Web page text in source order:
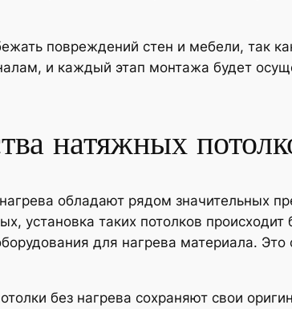
повреждений стен и мебели, так
и каждый этап монтажа будет
натяжных
обладают рядом значительных
установка таких потолков
для нагрева материала.
без нагрева сохраняют свои